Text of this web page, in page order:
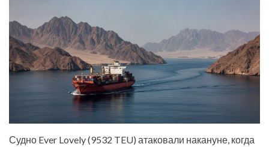
Судно Ever Lovely (9532 TEU) атаковали накануне, когда